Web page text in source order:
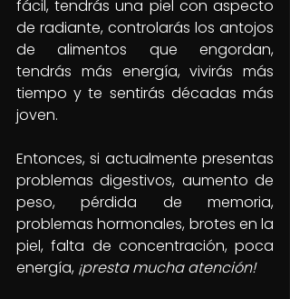
fácil, tendrás una piel con aspecto
de radiante, controlarás los antojos
de alimentos que engordan,
tendrás más energía, vivirás más
tiempo y te sentirás décadas más
joven.
Entonces, si actualmente presentas
problemas digestivos, aumento de
peso, pérdida de memoria,
problemas hormonales, brotes en la
piel, falta de concentración, poca
energía, ¡presta mucha atención!